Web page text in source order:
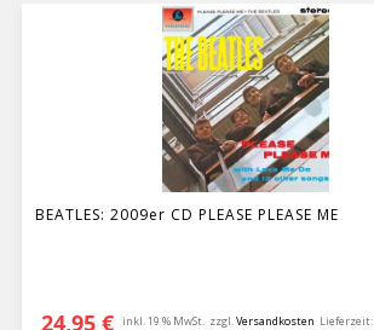
BEATLES: 2009er CD PLEASE PLEASE ME
24,95 € inkl. 19 % MwSt. zzgl.Versandkosten Lieferzeit: